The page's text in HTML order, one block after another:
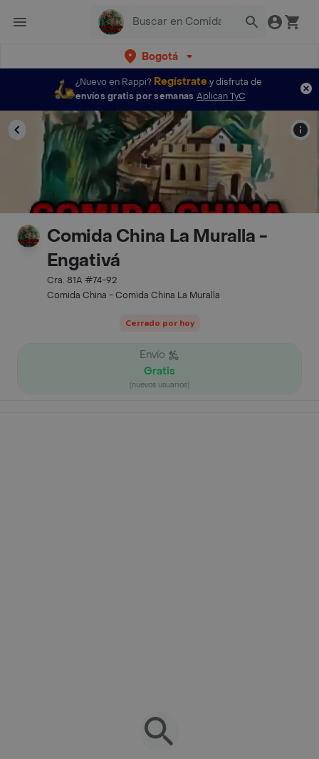
Bogotá
¿Nuevo en Rappi? Regístratey disfruta de
envíos gratis por semanas Aplican TyC
Comida China La Muralla -
Engativá
Cra. 81A #74-92
Comida China - Comida China La Muralla
Cerrado por hoy
Envío
Gratis
(nuevos usuarios)